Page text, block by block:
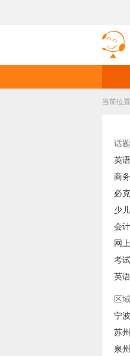
当前位置
话题
英
商
必
少
会
网
考
英
区
宁波
苏州
泉州